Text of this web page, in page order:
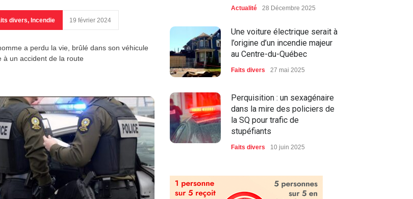
divers, Incendie 19 février 2024
a perdu la vie, brûlé dans son véhicule
à un accident de la route
Actualité 28 Décembre 2025
Une voiture électrique serait à
l’origine d’un incendie majeur
au Centre-du-Québec
Faits divers 27 mai 2025
Perquisition : un sexagénaire
dans la mire des policiers de
la SQ pour trafic de
stupéfiants
Faits divers 10 juin 2025
itinérance : Victoriaville, le
gouvernement et ses